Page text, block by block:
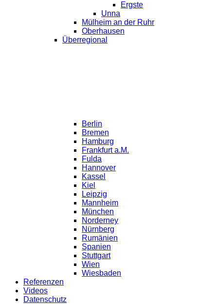
Ergste
Unna
Mülheim an der Ruhr
Oberhausen
Überregional
Berlin
Bremen
Hamburg
Frankfurt a.M.
Fulda
Hannover
Kassel
Kiel
Leipzig
Mannheim
München
Norderney
Nürnberg
Rumänien
Spanien
Stuttgart
Wien
Wiesbaden
Referenzen
Videos
Datenschutz